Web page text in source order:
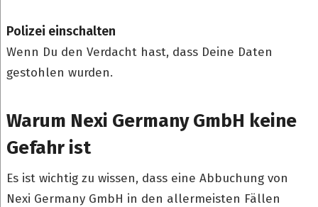
Polizei einschalten
Wenn Du den Verdacht hast, dass Deine Daten
gestohlen wurden.
Warum Nexi Germany GmbH keine
Gefahr ist
Es ist wichtig zu wissen, dass eine Abbuchung von
Nexi Germany GmbH in den allermeisten Fällen